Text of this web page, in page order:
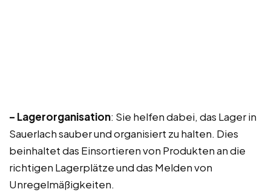
– Lagerorganisation: Sie helfen dabei, das Lager in
Sauerlach sauber und organisiert zu halten. Dies
beinhaltet das Einsortieren von Produkten an die
richtigen Lagerplätze und das Melden von
Unregelmäßigkeiten.